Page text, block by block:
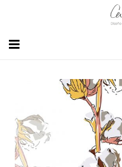
DISEÑO GRÁFICO
SKETCH EXPERIENCE BCN